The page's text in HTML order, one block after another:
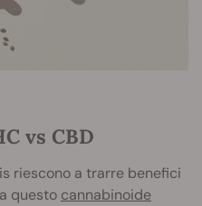
vs CBD
riescono a trarre benefici
questo cannabinoide